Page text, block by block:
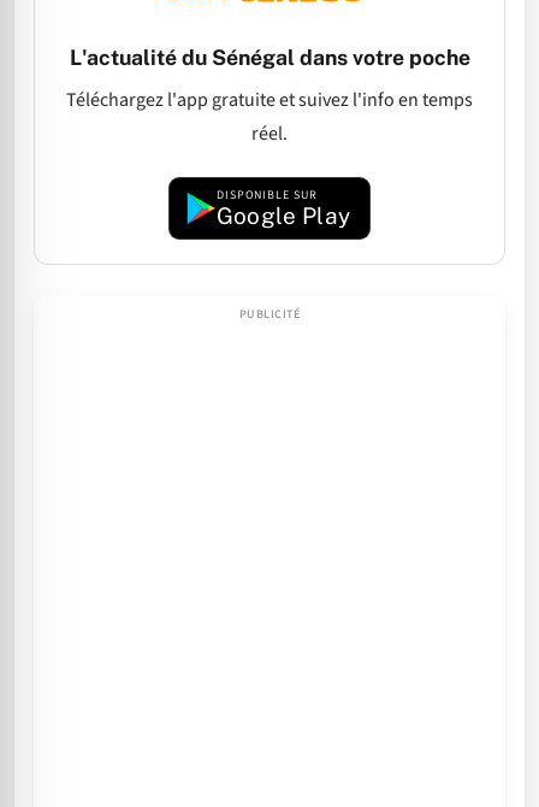
L'actualité du Sénégal dans votre poche
Téléchargez l'app gratuite et suivez l'info en temps
réel.
DISPONIBLE SUR
Google Play